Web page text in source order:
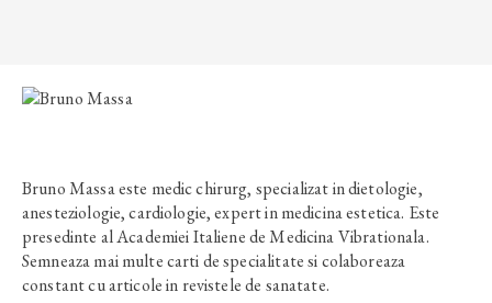
Bruno Massa este medic chirurg, specializat in dietologie,
anesteziologie, cardiologie, expert in medicina estetica. Este
presedinte al Academiei Italiene de Medicina Vibrationala.
Semneaza mai multe carti de specialitate si colaboreaza
constant cu articole in revistele de sanatate.